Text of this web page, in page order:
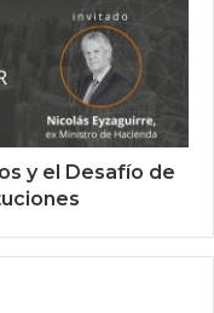
y el Desafío de